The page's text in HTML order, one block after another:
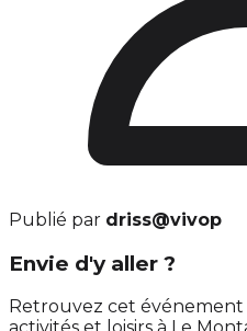
Publié par driss@vivop
Envie d'y aller ?
Retrouvez cet